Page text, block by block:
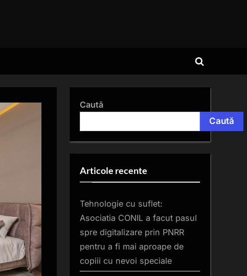
Toggle
Caută
Caută
Articole recente
Tehnologie cu suflet:
Asociatia CONIL a facut pasul
spre digitalizare prin PNRR
pentru a fi mai aproape de
copiii cu nevoi speciale